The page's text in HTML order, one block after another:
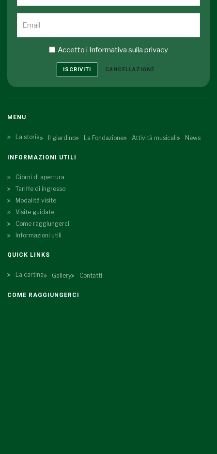
Accetto i Informativa sulla privacy
ISCRIVITI CANCELLAZIONE
MENU
La storia Il giardino La Fondazione Attività musicali News
INFORMAZIONI UTILI
Giorni di apertura
Tariffe di ingresso
Modalità visite
Visite guidate
Come raggiungerci
Informazioni utili
QUICK LINKS
La cartina Gallery Contatti
COME RAGGIUNGERCI